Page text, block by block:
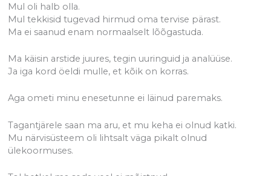
Mul oli halb olla.
Mul tekkisid tugevad hirmud oma tervise pärast.
Ma ei saanud enam normaalselt lõõgastuda.
Ma käisin arstide juures, tegin uuringuid ja analüüse.
Ja iga kord öeldi mulle, et kõik on korras.
Aga ometi minu enesetunne ei läinud paremaks.
Tagantjärele saan ma aru, et mu keha ei olnud katki.
Mu närvisüsteem oli lihtsalt väga pikalt olnud
ülekoormuses.